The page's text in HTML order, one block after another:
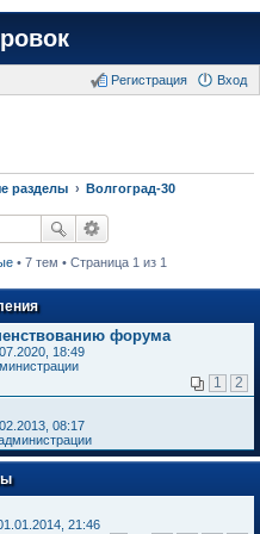
Вход
Регистрация
разделы Волгоград-30
• 7 тем • Страница 1 из 1
форума
18:49
1 2
08:17
21:46